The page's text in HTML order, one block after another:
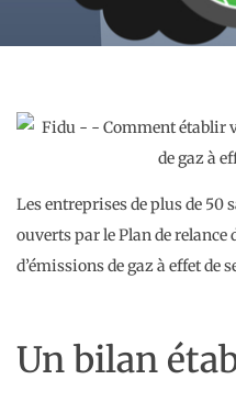
Les entreprises de plus de 50
ouverts par le Plan de
d’émissions de gaz à effet de
Un bilan